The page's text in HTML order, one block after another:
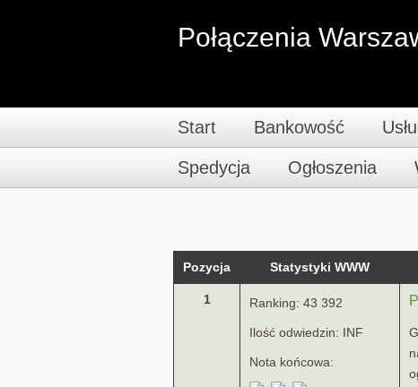
Połączenia
Start Bankowość
Spedycja Ogłoszenia
Pozycja Statystyki WWW
1 Ranking: 43 392
Ilość odwiedzin: INF
Nota końcowa: